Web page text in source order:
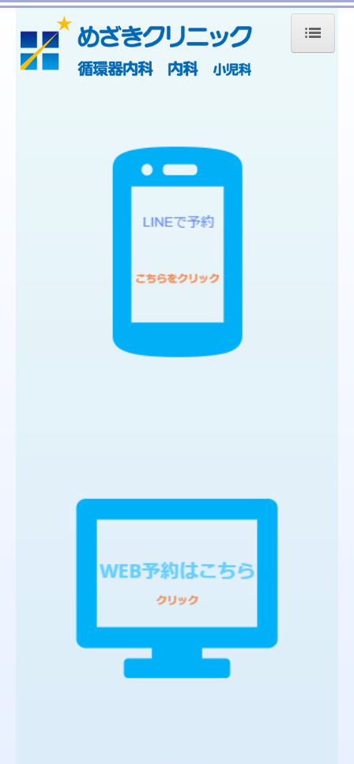
診療科目のご案内
胃カメラ・大腸カメラについて